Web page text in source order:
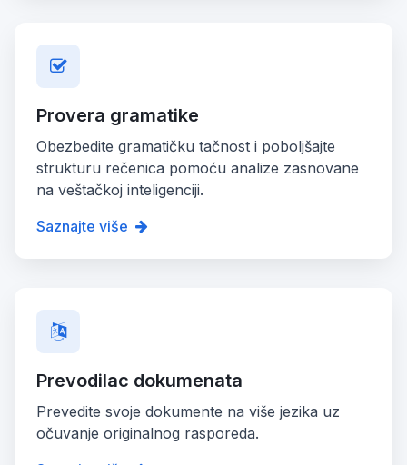
Provera gramatike
Obezbedite gramatičku tačnost i poboljšajte
strukturu rečenica pomoću analize zasnovane
na veštačkoj inteligenciji.
Saznajte više
Prevodilac dokumenata
Prevedite svoje dokumente na više jezika uz
očuvanje originalnog rasporeda.